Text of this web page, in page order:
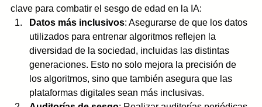
clave para combatir el sesgo de edad en la IA:
Datos más inclusivos: Asegurarse de que los datos
utilizados para entrenar algoritmos reflejen la
diversidad de la sociedad, incluidas las distintas
generaciones. Esto no solo mejora la precisión de
los algoritmos, sino que también asegura que las
plataformas digitales sean más inclusivas.